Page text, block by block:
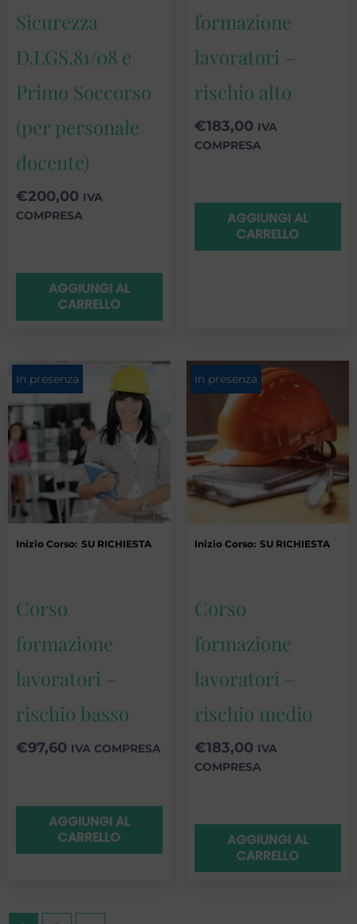
Sicurezza
D.LGS.81/08 e
Primo Soccorso
(per personale
docente)
€200,00 IVA
COMPRESA
AGGIUNGI AL
CARRELLO
formazione
lavoratori –
rischio alto
€183,00 IVA
COMPRESA
AGGIUNGI AL
CARRELLO
Inizio Corso: SU RICHIESTA
In presenza
Corso
formazione
lavoratori –
rischio basso
€97,60 IVA COMPRESA
AGGIUNGI AL
CARRELLO
Inizio Corso: SU RICHIESTA
In presenza
Corso
formazione
lavoratori –
rischio medio
€183,00 IVA
COMPRESA
AGGIUNGI AL
CARRELLO